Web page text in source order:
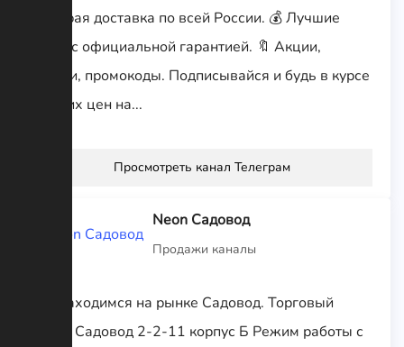
Быстрая доставка по всей России. 💰 Лучшие
цены с официальной гарантией. 🔖 Акции,
скидки, промокоды. Подписывайся и будь в курсе
лучших цен на...
Просмотреть канал Телеграм
Neon Садовод
Продажи каналы
Мы находимся на рынке Садовод. Торговый
центр Садовод 2-2-11 корпус Б Режим работы с